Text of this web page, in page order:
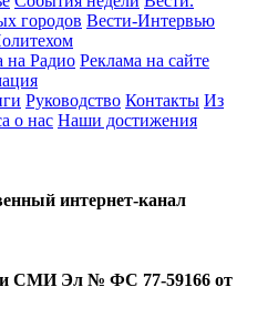
городов Вести-Интервью
на Радио Реклама на сайте
Руководство Контакты Из
о нас Наши достижения
интернет-канал
СМИ Эл № ФС 77-59166 от